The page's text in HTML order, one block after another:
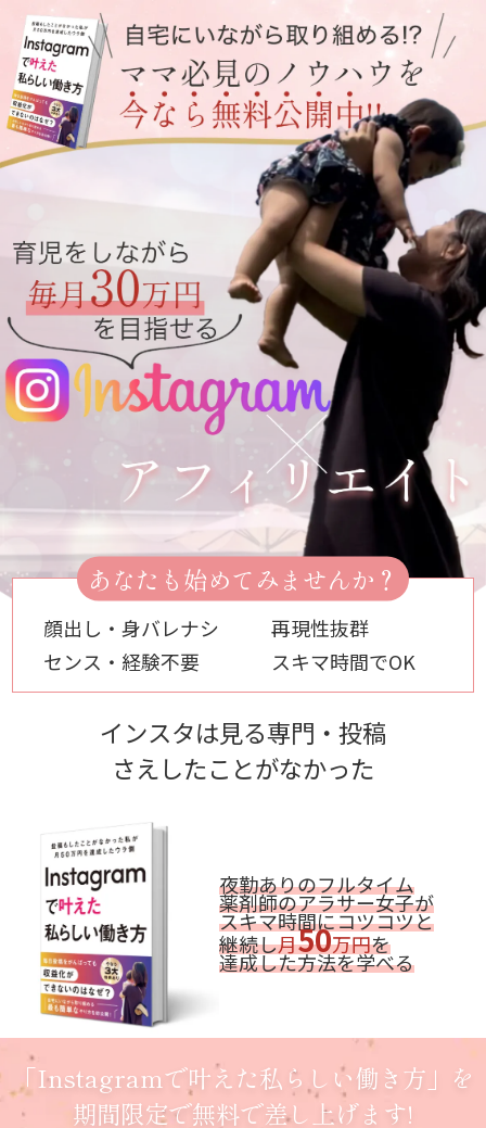
あなたも始めてみませんか？
顔出し・身バレナシ
再現性抜群
センス・経験不要
スキマ時間でOK
インスタは見る専門・投稿
さえしたことがなかった
夜勤ありのフルタイム
薬剤師のアラサー女子が
スキマ時間にコツコツと
継続し月50万円を
達成した方法を学べる
「Instagramで叶えた私らしい働き方」を
期間限定で無料で差し上げます!